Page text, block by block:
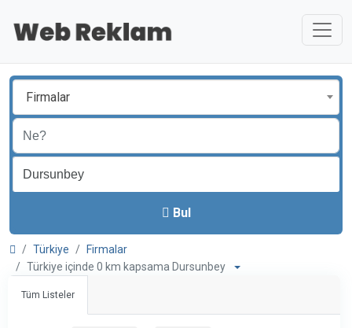
Firmalar
Bul
Türkiye
Firmalar
Türkiye içinde 0 km kapsama Dursunbey
Tüm Listeler